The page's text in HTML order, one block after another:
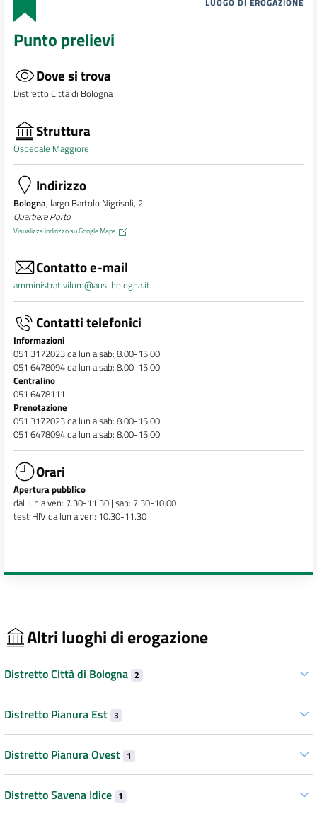
Punto prelievi
Dove si trova
Distretto Città di Bologna
Struttura
Ospedale Maggiore
Indirizzo
Bologna, largo Bartolo Nigrisoli, 2
Quartiere Porto
Visualizza indirizzo su Google Maps
Contatto e-mail
amministrativilum@ausl.bologna.it
Contatti telefonici
Informazioni
051 3172023 da lun a sab: 8.00-15.00
051 6478094 da lun a sab: 8.00-15.00
Centralino
051 6478111
Prenotazione
051 3172023 da lun a sab: 8.00-15.00
051 6478094 da lun a sab: 8.00-15.00
Orari
Apertura pubblico
dal lun a ven: 7.30-11.30 | sab: 7.30-10.00
test HIV da lun a ven: 10.30-11.30
Altri luoghi di erogazione
Distretto Città di Bologna 2
Distretto Pianura Est 3
Distretto Pianura Ovest 1
Distretto Savena Idice 1